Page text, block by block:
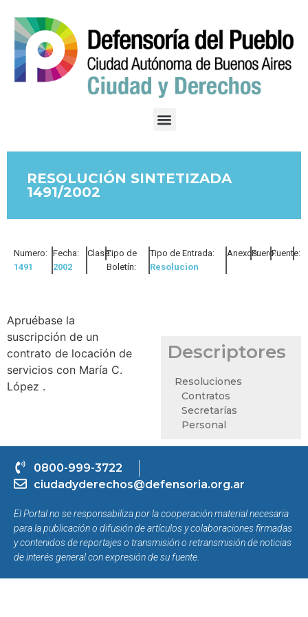
RESOLUCIÓN SINTETIZADA
1491/2002
Numero:
1491
Fecha:
2002
Clase:Tipo de
Boletín:
Tipo de Entrada:
Resolucion
Anexos:Fuero:Fuente:
Apruébase la
suscripción de un
contrato de locación de
servicios con María C.
López .
Descriptores
Resoluciones
Contratos
Secretarías
Personal
0800-999-3722
ciudadyderechos@defensoria.org.ar
El Portal no se responsabiliza por la cooperación material necesaria
para la publicación o difusión de artículos y colaboraciones firmadas
y contenidos de reportajes o transmisión o retransmisión de noticias
de interés general con expresión de su fuente.